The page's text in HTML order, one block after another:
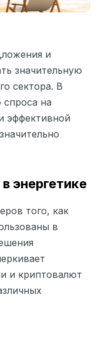
и
значительную
сектора. В
спроса на
эффективной
энергетике
того, как
в
и криптовалют